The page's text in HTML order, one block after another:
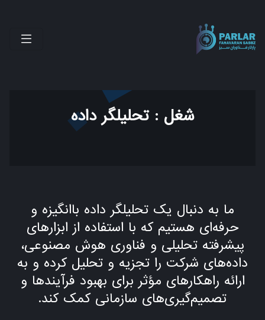
شغل : تحلیلگر داده
ما به دنبال یک تحلیلگر داده باانگیزه و
حرفه‌ای هستیم که با استفاده از ابزارهای
پیشرفته تحلیلی و فناوری هوش مصنوعی،
داده‌های شرکت را تجزیه و تحلیل کرده و به
ارائه راهکارهای مؤثر برای بهبود فرآیندها و
تصمیم‌گیری‌های سازمانی کمک کند.